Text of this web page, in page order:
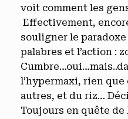
voit comment les
Effectivement,
souligner le
palabres et l’action :
l’hypermaxi, rien que
autres, et du riz…
Toujours en quête de